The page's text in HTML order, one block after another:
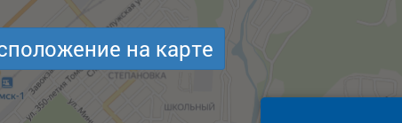
на карте